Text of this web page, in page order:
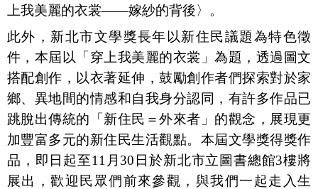
上我美麗的衣裳——嫁紗的背後〉 。
此外，新北市文學獎長年以新住民議題為特色徵
件，本屆以「穿上我美麗的衣裳」為題，透過圖文
搭配創作，以衣著延伸，鼓勵創作者們探索對於家
鄉、異地間的情感和自我身分認同，有許多作品已
跳脫出傳統的「新住民＝外來者」的觀念，展現更
加豐富多元的新住民生活觀點。本屆文學獎得獎作
品，即日起至11 月 30 日於新北市立圖書總館3樓將
展出，歡迎民眾們前來參觀，與我們一起走入生